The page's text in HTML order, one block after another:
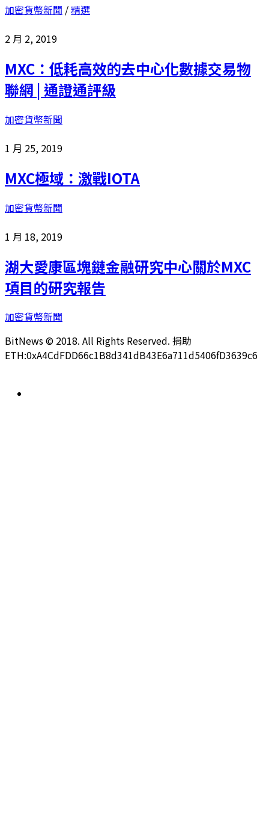
加密貨幣新聞 /精選
2 月 2, 2019
MXC：低耗高效的去中心化數據交易物
聯網 | 通證通評級
加密貨幣新聞
1 月 25, 2019
MXC極域：激戰IOTA
加密貨幣新聞
1 月 18, 2019
湖大愛康區塊鏈金融研究中心關於MXC
項目的研究報告
加密貨幣新聞
BitNews © 2018. All Rights Reserved. 捐助
ETH:0xA4CdFDD66c1B8d341dB43E6a711d5406fD3639c6